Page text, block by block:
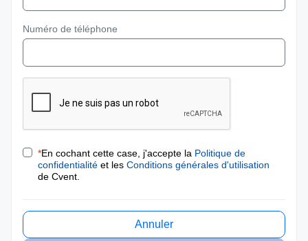
Numéro de téléphone
*En cochant cette case, j'accepte la Politique de
confidentialité et les Conditions générales d'utilisation
de Cvent.
Annuler